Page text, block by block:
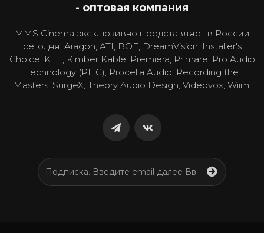
- оптовая компания
MMS Cinema эксклюзивно представляет в России
сегодня: Aragon; ATI; BOE; DreamVision; Installer's
Choice; KEF; Kimber Kable; Premiera; Primare; Pro Audio
Technology (PHC); Procella Audio; Recording the
Masters; SurgeX; Theory Audio Design; Videovox; Wiim.